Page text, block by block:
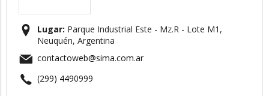
Lugar: Parque Industrial Este - Mz.R - Lote M1,
Neuquén, Argentina
contactoweb@sima.com.ar
(299) 4490999